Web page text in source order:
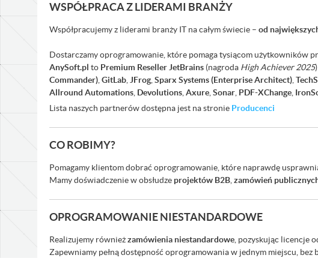
WSPÓŁPRACA Z LIDERAMI BRANŻY
Współpracujemy z liderami branży IT na całym świecie – od
Dostarczamy oprogramowanie, które pomaga tysiącom użytkowników
AnySoft.pl to Premium Reseller JetBrains (nagroda High Achiever 2025
Commander) GitLab JFrog Sparx Systems (Enterprise Architect)
Allround Automations Devolutions Axure Sonar PDF-XChange
Lista naszych partnerów dostępna jest na stronie Producenci
CO ROBIMY?
Pomagamy klientom dobrać oprogramowanie, które naprawdę
Mamy doświadczenie w obsłudze projektów B2B zamówień
OPROGRAMOWANIE NIESTANDARDOWE
Realizujemy równieżzamówienia niestandardowe , pozyskując licencje
Zapewniamy pełną dostępność oprogramowania w jednym miejscu,